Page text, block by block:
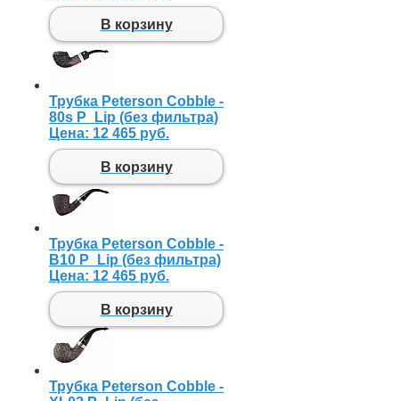
В корзину
Трубка Peterson Cobble -
80s P_Lip (без фильтра)
Цена: 12 465 руб.
В корзину
Трубка Peterson Cobble -
B10 P_Lip (без фильтра)
Цена: 12 465 руб.
В корзину
Трубка Peterson Cobble -